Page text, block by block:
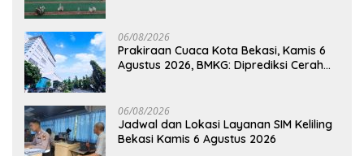
06/08/2026
Prakiraan Cuaca Kota Bekasi, Kamis 6
Agustus 2026, BMKG: Diprediksi Cerah
06/08/2026
Jadwal dan Lokasi Layanan SIM Keliling
Bekasi Kamis 6 Agustus 2026